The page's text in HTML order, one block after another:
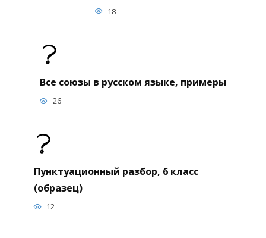
18
Все союзы в русском языке, примеры
26
Пунктуационный разбор, 6 класс
(образец)
12